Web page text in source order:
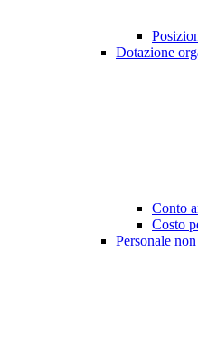
Dotazione
Conto
Costo
Personale